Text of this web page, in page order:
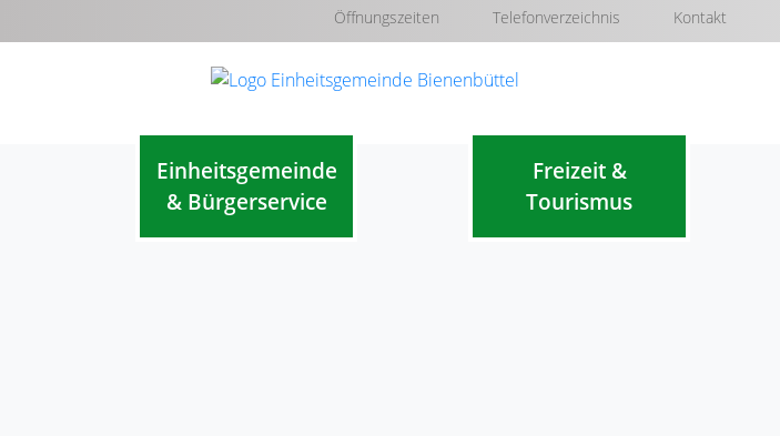
Öffnungszeiten Telefonverzeichnis Kontakt
Einheitsgemeinde
& Bürgerservice
Freizeit &
Tourismus